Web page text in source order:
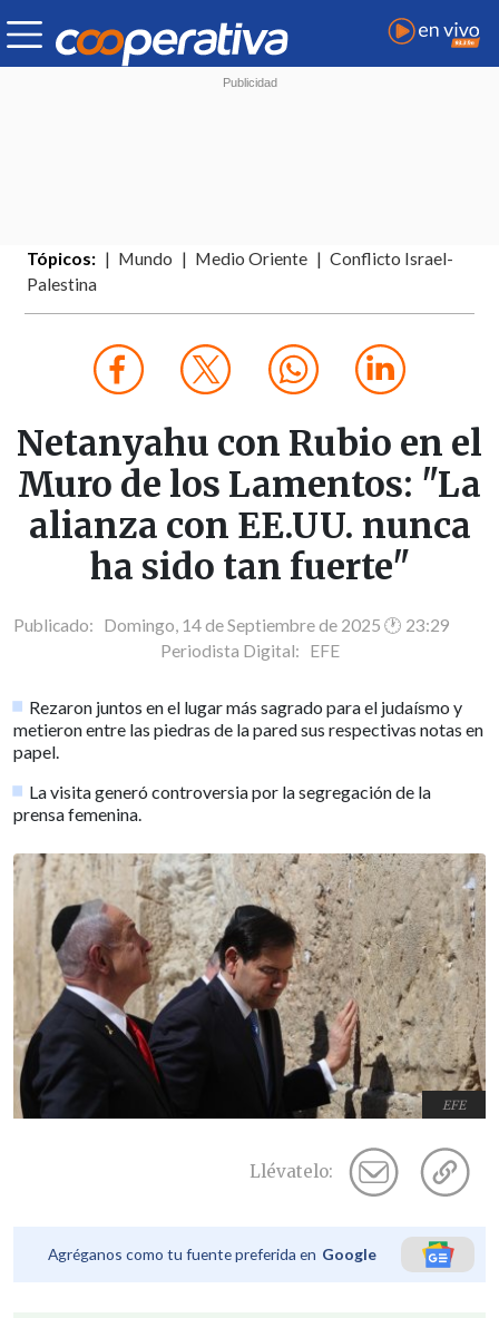
Tópicos: Mundo Medio Oriente
Conflicto Israel-
Palestina
Netanyahu con Rubio en el
Muro de los Lamentos: "La
alianza con EE.UU. nunca
ha sido tan fuerte"
Publicado: Domingo, 14 de Septiembre de 2025 🕐 23:29
Periodista Digital: EFE
Rezaron juntos en el lugar más sagrado para el judaísmo y
metieron entre las piedras de la pared sus respectivas notas en
papel.
La visita generó controversia por la segregación de la
prensa femenina.
EFE
Llévatelo:
Agréganos como tu fuente preferida en Google